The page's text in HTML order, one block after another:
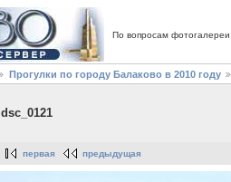
По вопросам
Прогулки по городу Балаково в 2010 году
dsc_0121
первая предыдущая